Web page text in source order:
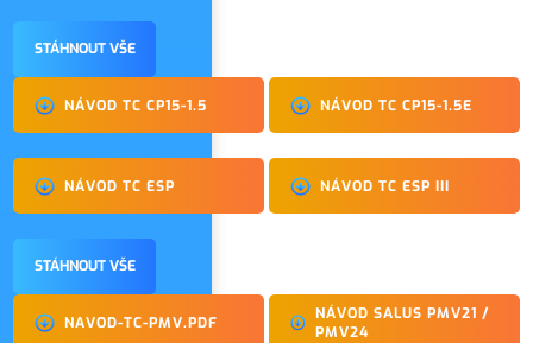
STÁHNOUT VŠE
NÁVOD TC CP15-1.5 NÁVOD TC CP15-1.5E
NÁVOD TC ESP NÁVOD TC ESP III
STÁHNOUT VŠE
NAVOD-TC-PMV.PDF
NÁVOD SALUS PMV21 /
PMV24